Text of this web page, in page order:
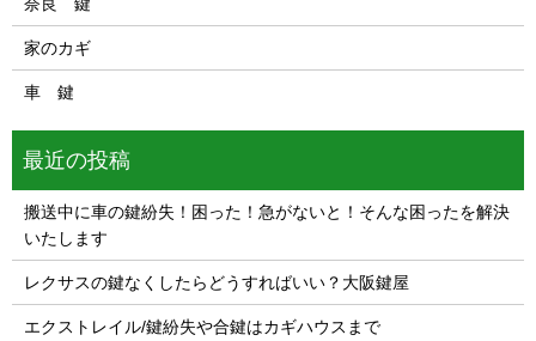
奈良 鍵
家のカギ
車 鍵
最近の投稿
搬送中に車の鍵紛失！困った！急がないと！そんな困ったを解決
いたします
レクサスの鍵なくしたらどうすればいい？大阪鍵屋
エクストレイル/鍵紛失や合鍵はカギハウスまで